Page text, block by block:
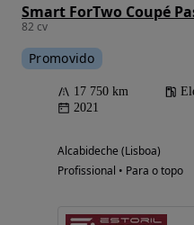
Smart ForTwo Coupé
82 cv
Promovido
17 750 km
2021
Alcabideche (Lisboa)
Profissional • Para o topo